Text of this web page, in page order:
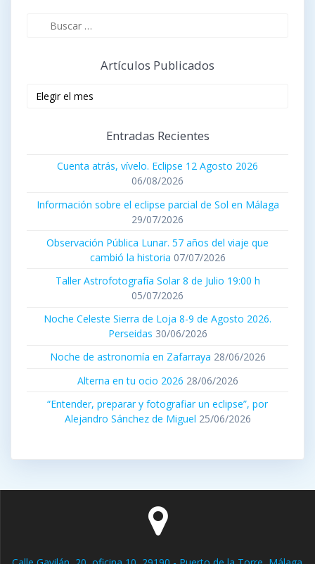
Artículos Publicados
Entradas Recientes
Cuenta atrás, vívelo. Eclipse 12 Agosto 2026
06/08/2026
Información sobre el eclipse parcial de Sol en Málaga
29/07/2026
Observación Pública Lunar. 57 años del viaje que
cambió la historia 07/07/2026
Taller Astrofotografía Solar 8 de Julio 19:00 h
05/07/2026
Noche Celeste Sierra de Loja 8-9 de Agosto 2026.
Perseidas 30/06/2026
Noche de astronomía en Zafarraya 28/06/2026
Alterna en tu ocio 2026 28/06/2026
“Entender, preparar y fotografiar un eclipse”, por
Alejandro Sánchez de Miguel 25/06/2026